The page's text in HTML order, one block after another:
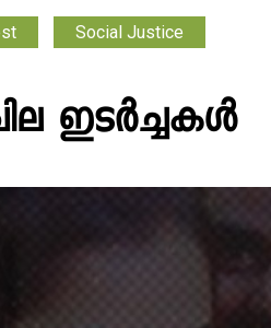
Social Justice
ഇടർച്ചകൾ